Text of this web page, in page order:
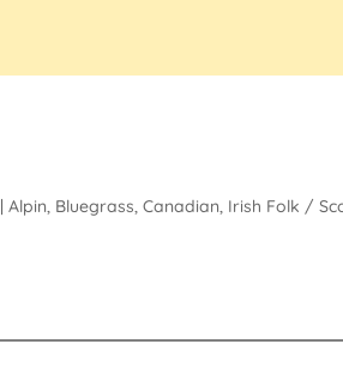
|Alpin, Bluegrass,Canadian, Irish Folk /